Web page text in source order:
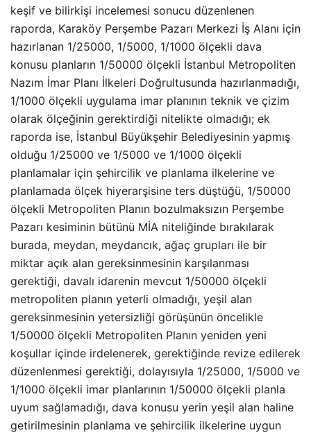
keşif ve bilirkişi incelemesi sonucu düzenlenen
raporda, Karaköy Perşembe Pazarı Merkezi İş Alanı için
hazırlanan 1/25000, 1/5000, 1/1000 ölçekli dava
konusu planların 1/50000 ölçekli İstanbul Metropoliten
Nazım İmar Planı İlkeleri Doğrultusunda hazırlanmadığı,
1/1000 ölçekli uygulama imar planının teknik ve çizim
olarak ölçeğinin gerektirdiği nitelikte olmadığı; ek
raporda ise, İstanbul Büyükşehir Belediyesinin yapmış
olduğu 1/25000 ve 1/5000 ve 1/1000 ölçekli
planlamalar için şehircilik ve planlama ilkelerine ve
planlamada ölçek hiyerarşisine ters düştüğü, 1/50000
ölçekli Metropoliten Planın bozulmaksızın Perşembe
Pazarı kesiminin bütünü MİA niteliğinde bırakılarak
burada, meydan, meydancık, ağaç grupları ile bir
miktar açık alan gereksinmesinin karşılanması
gerektiği, davalı idarenin mevcut 1/50000 ölçekli
metropoliten planın yeterli olmadığı, yeşil alan
gereksinmesinin yetersizliği görüşünün öncelikle
1/50000 ölçekli Metropoliten Planın yeniden yeni
koşullar içinde irdelenerek, gerektiğinde revize edilerek
düzenlenmesi gerektiği, dolayısıyla 1/25000, 1/5000 ve
1/1000 ölçekli imar planlarının 1/50000 ölçekli planla
uyum sağlamadığı, dava konusu yerin yeşil alan haline
getirilmesinin planlama ve şehircilik ilkelerine uygun